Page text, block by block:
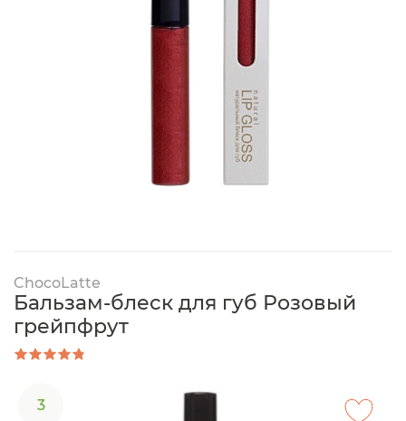
ChocoLatte
Бальзам-блеск для губ Розовый
грейпфрут
3